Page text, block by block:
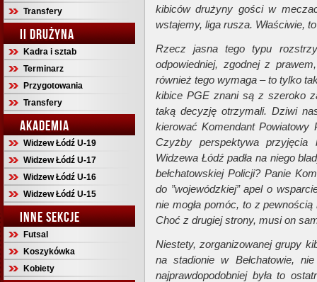
Transfery
II DRUŻYNA
Kadra i sztab
Terminarz
Przygotowania
Transfery
AKADEMIA
Widzew Łódź U-19
Widzew Łódź U-17
Widzew Łódź U-16
Widzew Łódź U-15
INNE SEKCJE
Futsal
Koszykówka
Kobiety
kibiców drużyny gości w
wstajemy, liga rusza. Właściwie,
Rzecz jasna tego typu
odpowiedniej, zgodnej z
również tego wymaga – to tylko
kibice PGE znani są z szeroko
taką decyzję otrzymali. Dziwi
kierować Komendant Powiatowy
Czyżby perspektywa przyjęcia
Widzewa Łódź padła na niego
bełchatowskiej Policji? Panie
do ”wojewódzkiej” apel o
nie mogła pomóc, to z pewnością
Choć z drugiej strony, musi on
Niestety, zorganizowanej grupy
na stadionie w Bełchatowie,
najprawdopodobniej była to